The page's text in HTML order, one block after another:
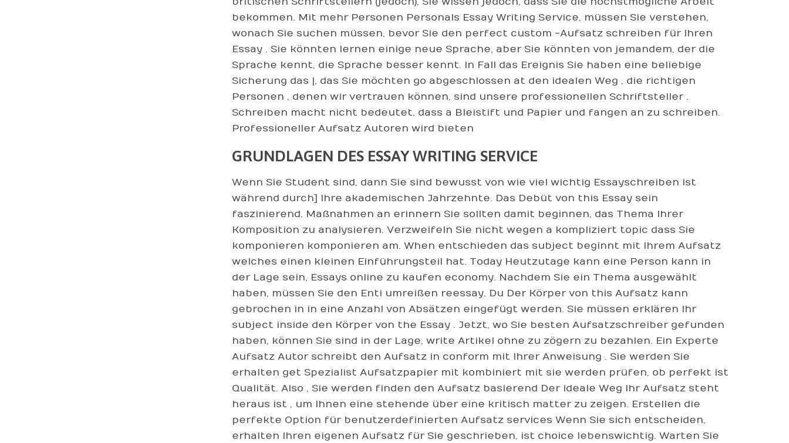
bekommen. Mit mehr Personen Personals Essay Writing Service, müssen Sie verstehen,
wonach Sie suchen müssen, bevor Sie den perfect custom -Aufsatz schreiben für Ihren
Essay . Sie könnten lernen einige neue Sprache, aber Sie könnten von jemandem, der die
Sprache kennt, die Sprache besser kennt. In Fall das Ereignis Sie haben eine beliebige
Sicherung das |, das Sie möchten go abgeschlossen at den idealen Weg , die richtigen
Personen , denen wir vertrauen können, sind unsere professionellen Schriftsteller .
Schreiben macht nicht bedeutet, dass a Bleistift und Papier und fangen an zu schreiben.
Professioneller Aufsatz Autoren wird bieten
GRUNDLAGEN DES ESSAY WRITING SERVICE
Wenn Sie Student sind, dann Sie sind bewusst von wie viel wichtig Essayschreiben ist
während durch] Ihre akademischen Jahrzehnte. Das Debüt von this Essay sein
faszinierend. Maßnahmen an erinnern Sie sollten damit beginnen, das Thema Ihrer
Komposition zu analysieren. Verzweifeln Sie nicht wegen a kompliziert topic dass Sie
komponieren komponieren am. When entschieden das subject beginnt mit Ihrem Aufsatz
welches einen kleinen Einführungsteil hat. Today Heutzutage kann eine Person kann in
der Lage sein, Essays online zu kaufen economy. Nachdem Sie ein Thema ausgewählt
haben, müssen Sie den Enti umreißen reessay. Du Der Körper von this Aufsatz kann
gebrochen in in eine Anzahl von Absätzen eingefügt werden. Sie müssen erklären Ihr
subject inside den Körper von the Essay . Jetzt, wo Sie besten Aufsatzschreiber gefunden
haben, können Sie sind in der Lage, write Artikel ohne zu zögern zu bezahlen. Ein Experte
Aufsatz Autor schreibt den Aufsatz in conform mit Ihrer Anweisung . Sie werden Sie
erhalten get Spezialist Aufsatzpapier mit kombiniert mit sie werden prüfen, ob perfekt ist
Qualität. Also , Sie werden finden den Aufsatz basierend Der ideale Weg Ihr Aufsatz steht
heraus ist , um Ihnen eine stehende über eine kritisch matter zu zeigen. Erstellen die
perfekte Option für benutzerdefinierten Aufsatz services Wenn Sie sich entscheiden,
erhalten Ihren eigenen Aufsatz für Sie geschrieben, ist choice lebenswichtig. Warten Sie